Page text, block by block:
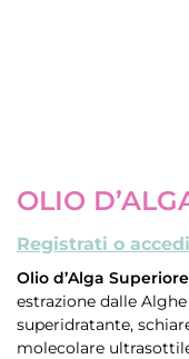
OLIO
Registrati o accedi
Olio d’Alga Superiore
estrazione dalle
superidratante,
molecolare